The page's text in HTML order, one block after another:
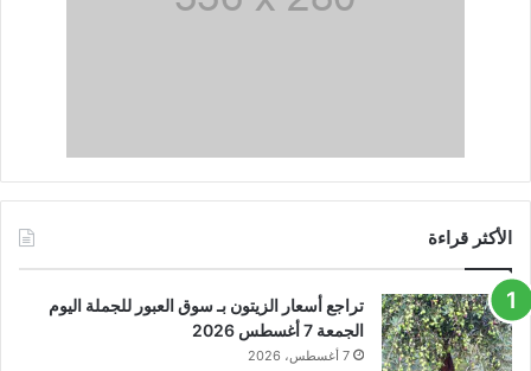
الأكثر قراءة
تراجع أسعار الزيتون بـ سوق العبور للجملة اليوم
الجمعة 7 أغسطس 2026
7 أغسطس، 2026